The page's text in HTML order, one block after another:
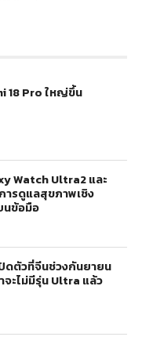
18 Pro ใหญ่ขึ้น
Watch Ultra2 และ
รดูแลสุขภาพเชิง
นข้อมือ
ดตัวที่จีนช่วงกันยายน
จะไม่มีรุ่น Ultra แล้ว